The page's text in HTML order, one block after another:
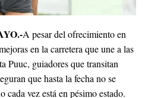
.-A pesar del ofrecimiento en
en la carretera que une a las
Puuc, guiadores que transitan
que hasta la fecha no se
vez está en pésimo estado.